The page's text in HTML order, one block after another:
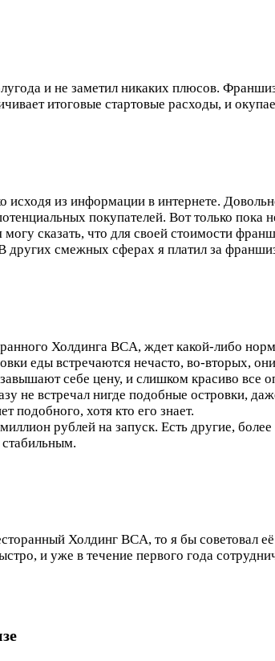
и не заметил никаких плюсов.
итоговые стартовые расходы, и
из информации в интернете.
покупателей. Вот только пока
сказать, что для своей стоимости
других смежных сферах я платил за
Холдинга BCA, ждет какой-либо
еды встречаются нечасто, во-вторых,
себе цену, и слишком красиво все
не встречал нигде подобные островки,
подобного, хотя кто его знает.
рублей на запуск. Есть другие,
Холдинг BCA, то я бы советовал
и уже в течение первого года